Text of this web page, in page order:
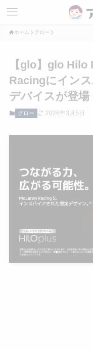
ホーム グロー
【glo】glo
Racingにイン
デバイスが登場
グロー 2026年3月5日